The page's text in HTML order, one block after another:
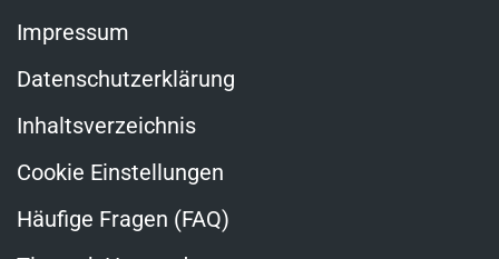
Impressum
Datenschutzerklärung
Inhaltsverzeichnis
Cookie Einstellungen
Häufige Fragen (FAQ)